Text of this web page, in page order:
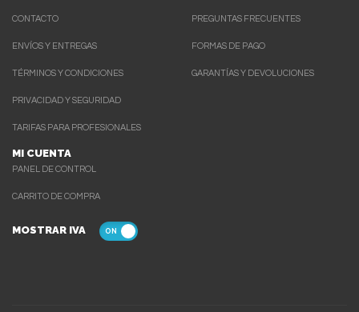
CONTACTO
ENVÍOS Y ENTREGAS
TÉRMINOS Y CONDICIONES
PRIVACIDAD Y SEGURIDAD
TARIFAS PARA PROFESIONALES
MI CUENTA
PANEL DE CONTROL
CARRITO DE COMPRA
PREGUNTAS FRECUENTES
FORMAS DE PAGO
GARANTÍAS Y DEVOLUCIONES
MOSTRAR IVA